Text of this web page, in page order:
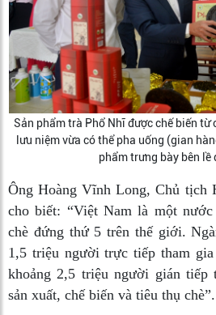
Sản phẩm trà Phổ Nhĩ được chế biến từ
lưu niệm vừa có thể pha uống (gian
phẩm trưng bày bên lề
Ông Hoàng Vĩnh Long, Chủ tịch
cho biết: “Việt Nam là một
chè đứng thứ 5 trên thế giới.
1,5 triệu người trực tiếp tham
khoảng 2,5 triệu người gián tiếp
sản xuất, chế biến và tiêu thụ chè”.